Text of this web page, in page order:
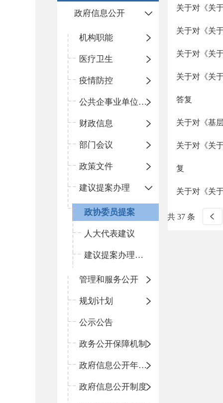
政府信息公开
机构职能
医疗卫生
疫情防控
公共企事业单位信息公开
财政信息
部门会议
政策文件
建议提案办理
政协委员提案
人大代表建议
建议提案办理总体情况
管理和服务公开
规划计划
公示公告
政务公开保障机制
政府信息公开年度报告
政府信息公开制度
关于对《关
关于对《关
关于对《关
关于对《关
答复
关于对《基
关于对《关
复
关于对《关
共 37 条